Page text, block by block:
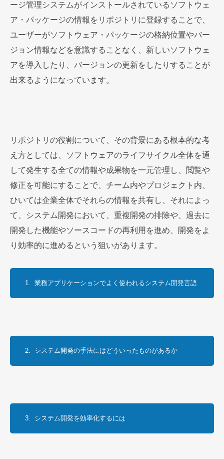
ージ管理システムがインストールされているソフトウェ
ア・パッケージの情報をリポジトリに登録することで、
ユーザーがソフトウェア・パッケージの格納位置やバー
ジョン情報などを意識することなく、新しいソフトウェ
アを導入したり、バージョンの更新をしたりすることが
出来るようになっています。
リポジトリの役割について、その背景にある根本的な考
え方としては、ソフトウェアのライフサイクル全体を通
して発生する全ての情報や成果物を一元管理し、閲覧や
修正を可能にすることで、チーム内やプロジェクト内、
ひいては企業全体でそれらの情報を共有し、それによっ
て、システム開発において、重複開発の排除や、過去に
開発した機能やソースコードの再利用を進め、開発をよ
り効率的に進めるという狙いがあります。
1.  業務アプリケーションでよく使われるシステム開発言語
2.  システム開発の手法にはどういったものがあるか
3.  システム開発を効率化するには